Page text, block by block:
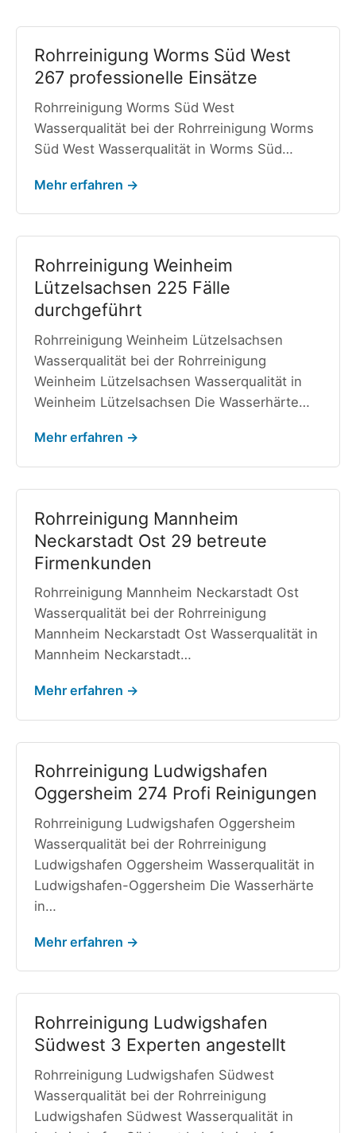
Rohrreinigung Worms Süd West
267 professionelle Einsätze
Rohrreinigung Worms Süd West
Wasserqualität bei der Rohrreinigung Worms
Süd West Wasserqualität in Worms Süd…
Mehr erfahren →
Rohrreinigung Weinheim
Lützelsachsen 225 Fälle
durchgeführt
Rohrreinigung Weinheim Lützelsachsen
Wasserqualität bei der Rohrreinigung
Weinheim Lützelsachsen Wasserqualität in
Weinheim Lützelsachsen Die Wasserhärte…
Mehr erfahren →
Rohrreinigung Mannheim
Neckarstadt Ost 29 betreute
Firmenkunden
Rohrreinigung Mannheim Neckarstadt Ost
Wasserqualität bei der Rohrreinigung
Mannheim Neckarstadt Ost Wasserqualität in
Mannheim Neckarstadt…
Mehr erfahren →
Rohrreinigung Ludwigshafen
Oggersheim 274 Profi Reinigungen
Rohrreinigung Ludwigshafen Oggersheim
Wasserqualität bei der Rohrreinigung
Ludwigshafen Oggersheim Wasserqualität in
Ludwigshafen-Oggersheim Die Wasserhärte
in…
Mehr erfahren →
Rohrreinigung Ludwigshafen
Südwest 3 Experten angestellt
Rohrreinigung Ludwigshafen Südwest
Wasserqualität bei der Rohrreinigung
Ludwigshafen Südwest Wasserqualität in